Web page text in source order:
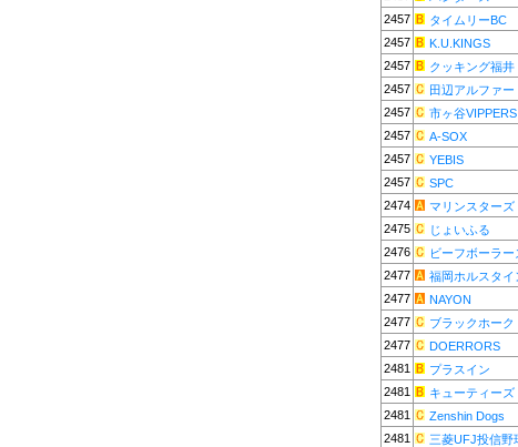
2457
タイムリーBC
2457
K.U.KINGS
2457
クッキング福井
2457
田辺アルファー
2457
市ヶ谷VIPPERS
2457
A-SOX
2457
YEBIS
2457
SPC
2474
マリンスターズ
2475
じょいふる
2476
ビーフボーラー
2477
福岡ホルスタイ
2477
NAYON
2477
ブラックホーク
2477
DOERRORS
2481
プラスイン
2481
キューティーズ
2481
Zenshin Dogs
2481
三菱UFJ投信野